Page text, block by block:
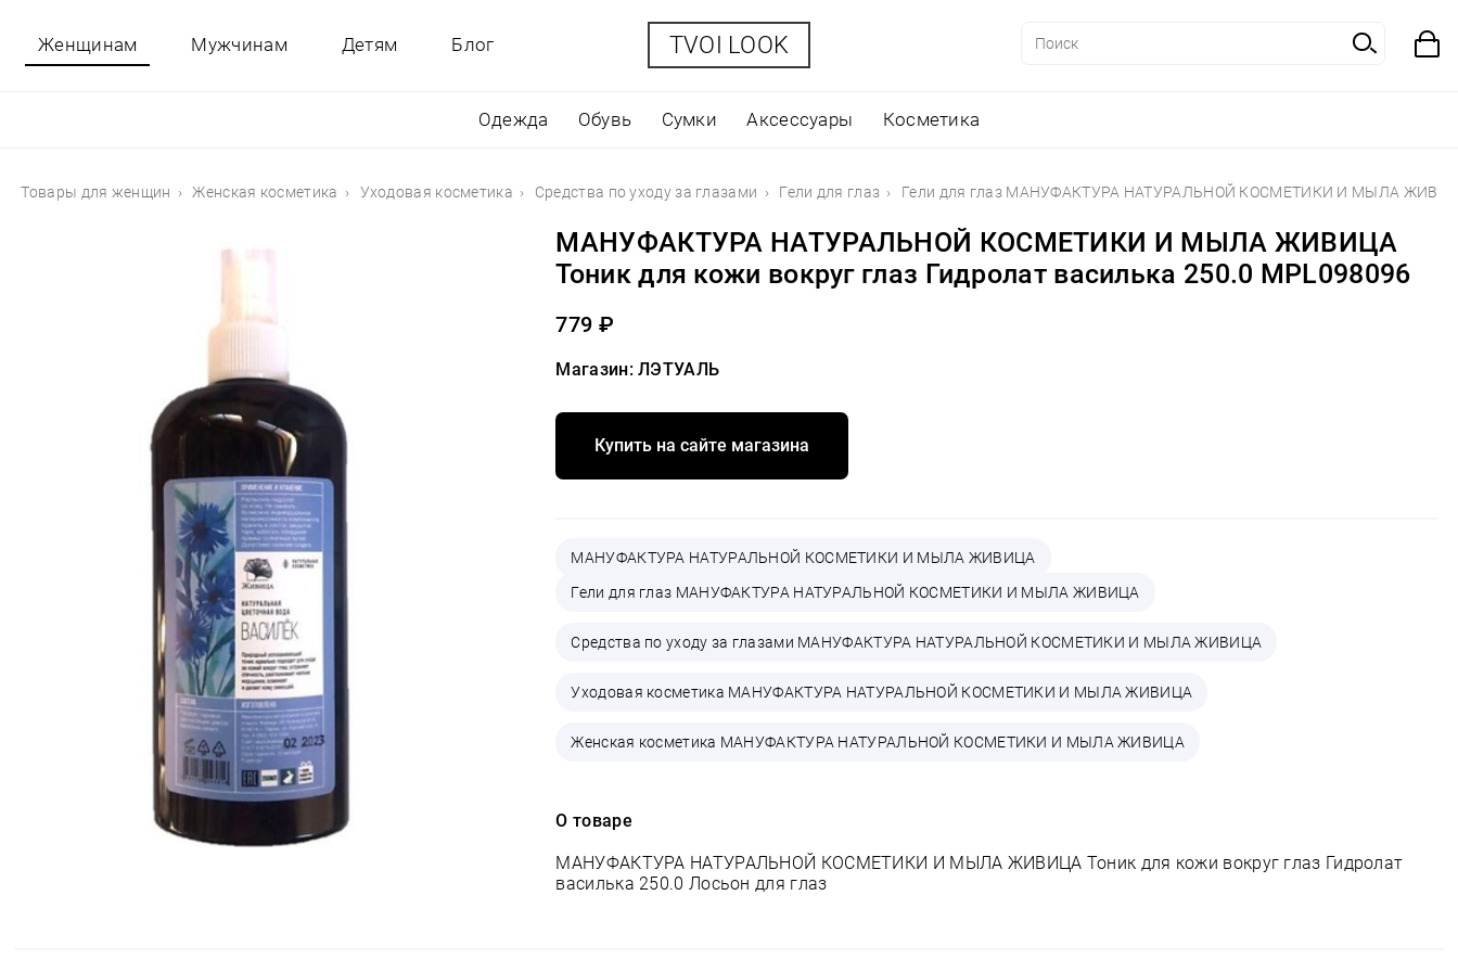
Женщинам
Одежда Обувь Сумки Аксессуары Косметика
Мужчинам Детям Блог TVOI LOOK
Товары для женщин Женская косметика Уходовая косметика Средства по уходу за глазами Гели для глаз Гели для глаз МАНУФАКТУРА НАТУРАЛЬНОЙ КОСМЕТИКИ И МЫЛА
МАНУФАКТУРА НАТУРАЛЬНОЙ КОСМЕТИКИ И МЫЛА ЖИВИЦА
Тоник для кожи вокруг глаз Гидролат василька 250.0 MPL098096
779 ₽
Магазин: ЛЭТУАЛЬ
Купить на сайте магазина
МАНУФАКТУРА НАТУРАЛЬНОЙ КОСМЕТИКИ И МЫЛА ЖИВИЦА
Гели для глаз МАНУФАКТУРА НАТУРАЛЬНОЙ КОСМЕТИКИ И МЫЛА ЖИВИЦА
Средства по уходу за глазами МАНУФАКТУРА НАТУРАЛЬНОЙ КОСМЕТИКИ И МЫЛА ЖИВИЦА
Уходовая косметика МАНУФАКТУРА НАТУРАЛЬНОЙ КОСМЕТИКИ И МЫЛА ЖИВИЦА
Женская косметика МАНУФАКТУРА НАТУРАЛЬНОЙ КОСМЕТИКИ И МЫЛА ЖИВИЦА
О товаре
МАНУФАКТУРА НАТУРАЛЬНОЙ КОСМЕТИКИ И МЫЛА ЖИВИЦА Тоник для кожи вокруг глаз Гидролат
василька 250.0 Лосьон для глаз